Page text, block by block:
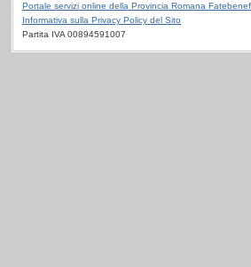
Portale servizi online della Provincia Romana
Informativa sulla Privacy Policy del Sito
Partita IVA 00894591007